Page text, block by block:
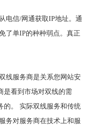
电信/网通获取IP地址。通
了单IP的种种弱点。真正
线服务商是关系您网站安
是看到市场对双线的需
的。 实际双线服务和传统
务对服务商在技术上和服